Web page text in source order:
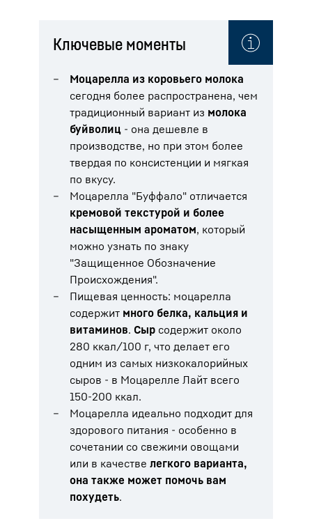
Ключевые моменты
Моцарелла из коровьего молока
сегодня более распространена, чем
традиционный вариант из молока
буйволиц - она дешевле в
производстве, но при этом более
твердая по консистенции и мягкая
по вкусу.
Моцарелла "Буффало" отличается
кремовой текстурой и более
насыщенным ароматом, который
можно узнать по знаку
"Защищенное Oбозначение
Происхождения".
Пищевая ценность: моцарелла
содержит много белка, кальция и
витаминов. Сыр содержит около
280 ккал/100 г, что делает его
одним из самых низкокалорийных
сыров - в Моцарелле Лайт всего
150-200 ккал.
Моцарелла идеально подходит для
здорового питания - особенно в
сочетании со свежими овощами
или в качестве легкого варианта,
она также может помочь вам
похудеть.